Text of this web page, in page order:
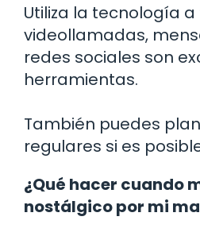
Utiliza la tecnología a
videollamadas,
redes sociales son
herramientas.
También puedes
regulares si es
¿Qué hacer cuando
nostálgico por mi